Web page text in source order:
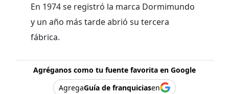
En 1974 se registró la marca Dormimundo
y un año más tarde abrió su tercera
fábrica.
Agréganos como tu fuente favorita en Google
AgregaGuía de franquiciasen